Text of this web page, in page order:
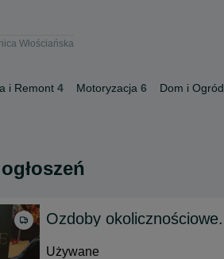
Włościańska
i Remont 4 Motoryzacja 6 Dom i Ogród
Ozdoby okolicznościowe.
Używane